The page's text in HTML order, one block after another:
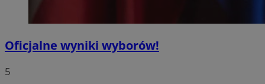
Oficjalne wyniki wyborów!
5